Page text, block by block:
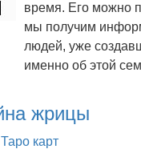
время. Его можно
мы получим
людей, уже
именно об этой
жрицы
карт